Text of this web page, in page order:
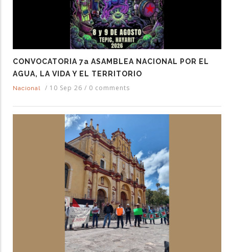
CONVOCATORIA 7a ASAMBLEA NACIONAL POR EL
AGUA, LA VIDA Y EL TERRITORIO
Nacional / 10 Sep 26 / 0 comments